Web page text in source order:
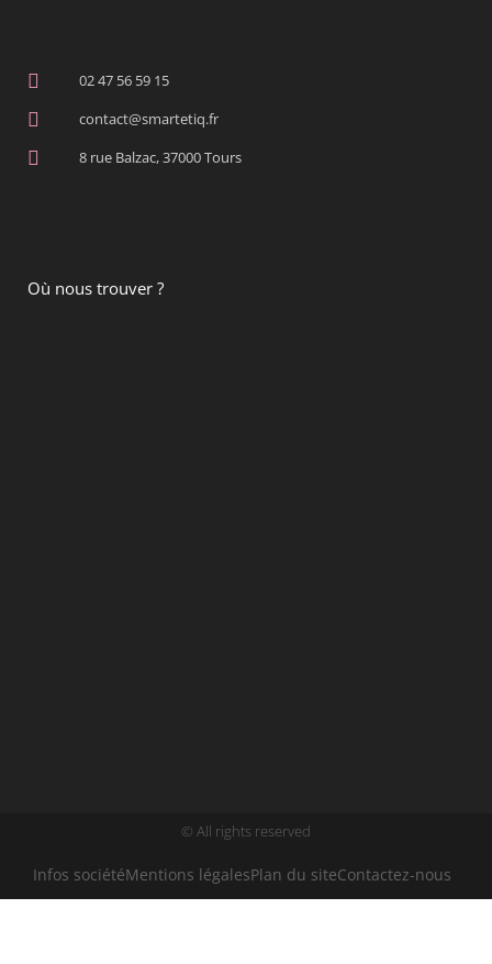
02 47 56 59 15
contact@smartetiq.fr
8 rue Balzac, 37000 Tours
Où nous trouver ?
© All rights reserved
Infos sociétéMentions légalesPlan du siteContactez-nous